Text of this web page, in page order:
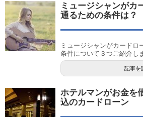
ミュージシャンがカ
通るための条件は？
ミュージシャンがカードロ
条件について３つご紹介し
記事を
ホテルマンがお金を
込のカードローン